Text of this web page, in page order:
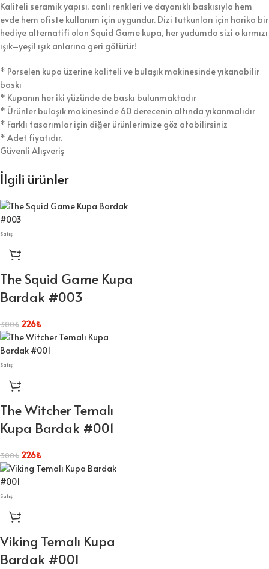
Kaliteli seramik yapısı, canlı renkleri ve dayanıklı baskısıyla hem
evde hem ofiste kullanım için uygundur. Dizi tutkunları için harika bir
hediye alternatifi olan Squid Game kupa, her yudumda sizi o kırmızı
ışık–yeşil ışık anlarına geri götürür!
* Porselen kupa üzerine kaliteli ve bulaşık makinesinde yıkanabilir
baskı
* Kupanın her iki yüzünde de baskı bulunmaktadır
* Ürünler bulaşık makinesinde 60 derecenin altında yıkanmalıdır
* Farklı tasarımlar için diğer ürünlerimize göz atabilirsiniz
* Adet fiyatıdır.
Güvenli Alışveriş
İlgili ürünler
Satış
The Squid Game Kupa
Bardak #003
300₺ 226₺
Satış
The Witcher Temalı
Kupa Bardak #001
300₺ 226₺
Satış
Viking Temalı Kupa
Bardak #001